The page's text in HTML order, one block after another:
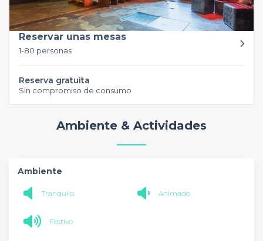
Reservar unas mesas
1-80 personas
Reserva gratuita
Sin compromiso de consumo
Ambiente & Actividades
Ambiente
Tranquilo Animado
Festivo